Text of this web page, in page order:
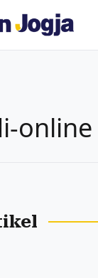
online